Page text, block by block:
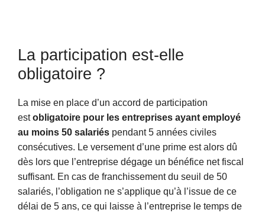
La participation est-elle
obligatoire ?
La mise en place d’un accord de participation
estobligatoire pour les entreprises ayant employé
au moins 50 salariés pendant 5 années civiles
consécutives. Le versement d’une prime est alors dû
dès lors que l’entreprise dégage un bénéfice net fiscal
suffisant. En cas de franchissement du seuil de 50
salariés, l’obligation ne s’applique qu’à l’issue de ce
délai de 5 ans, ce qui laisse à l’entreprise le temps de